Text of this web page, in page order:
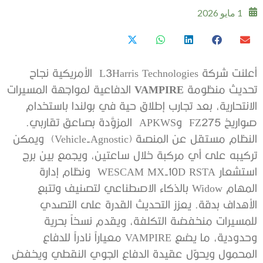
1 مايو 2026
أعلنت شركة L3Harris Technologies الأمريكية نجاح
تحديث منظومة VAMPIRE الدفاعية لمواجهة المسيرات
الانتحارية، بعد تجارب إطلاق حية في بولندا باستخدام
صواريخ FZ275 وAPKWS المزوَّدة بصاعق تقاربي.
النظام مستقل عن المنصة (Vehicle-Agnostic) ويمكن
تركيبه على أي مركبة خلال ساعتين، ويجمع بين برج
استشعار WESCAM MX-10D RSTA ونظام إدارة
المهام Widow بالذكاء الاصطناعي لتصنيف وتتبع
الأهداف بدقة. يعزز التحديث القدرة على التصدي
للمسيرات منخفضة التكلفة، ويقدم نسخاً بحرية
وحدودية، ما يضع VAMPIRE معياراً نادراً للدفاع
المحمول ويحوّل عقيدة الدفاع الجوي النقطي ويخفض